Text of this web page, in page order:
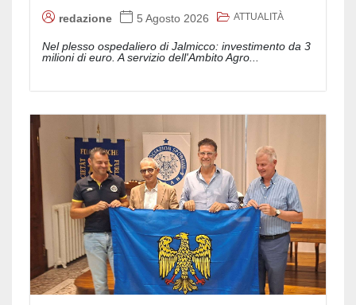
redazione 5 Agosto 2026 ATTUALITÀ
Nel plesso ospedaliero di Jalmicco: investimento da 3
milioni di euro. A servizio dell'Ambito Agro...